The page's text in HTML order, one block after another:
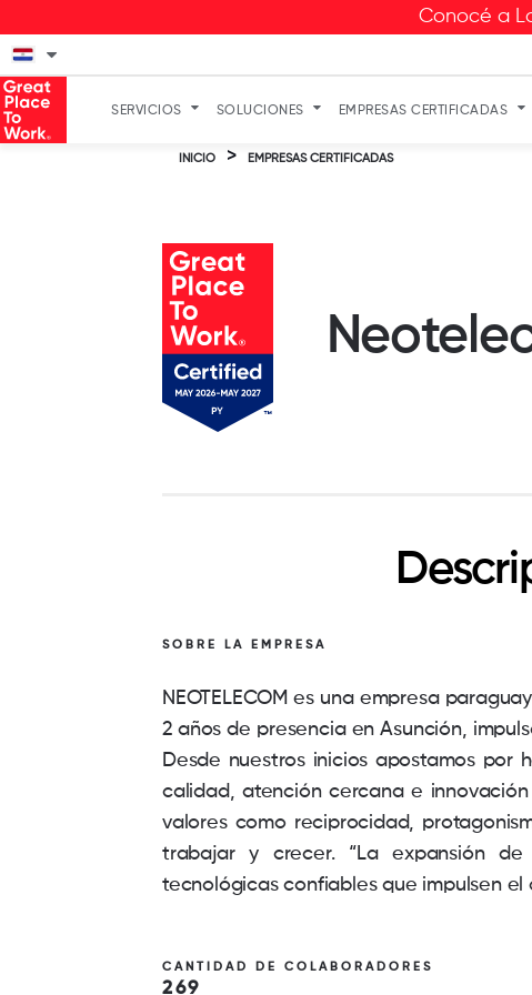
Conocé a
SERVICIOS SOLUCIONES EMPRESAS CERTIFICADAS
INICIO > EMPRESAS CERTIFICADAS
SOBRE LA EMPRESA
NEOTELECOM es una empresa
2 años de presencia en Asunción,
Desde nuestros inicios apostamos
calidad, atención cercana e
valores como reciprocidad,
trabajar y crecer. “La expansión
tecnológicas confiables que impulsen
CANTIDAD DE COLABORADORES
269